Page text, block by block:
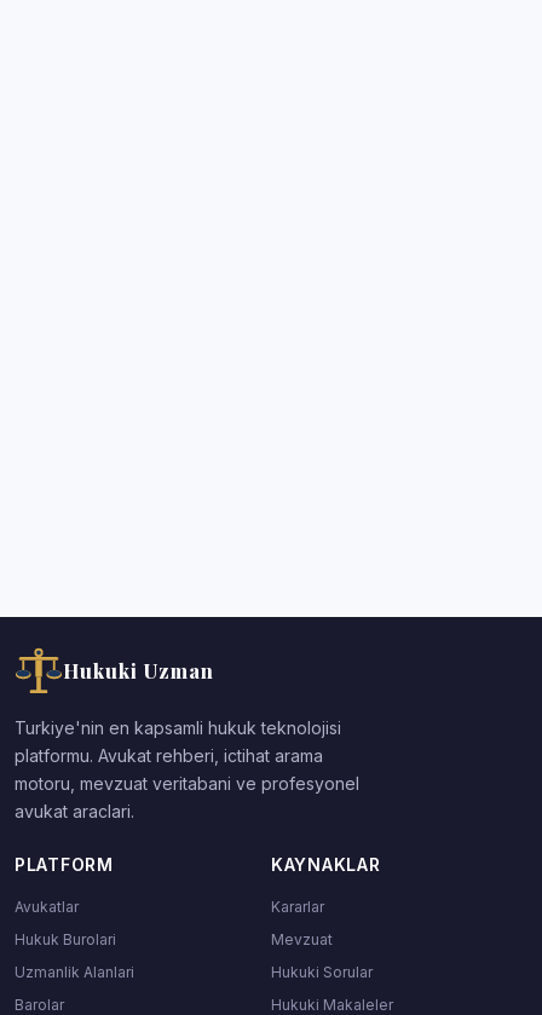
Hukuki Uzman
Turkiye'nin en kapsamli hukuk teknolojisi
platformu. Avukat rehberi, ictihat arama
motoru, mevzuat veritabani ve profesyonel
avukat araclari.
PLATFORM
Avukatlar
Hukuk Burolari
Uzmanlik Alanlari
Barolar
KAYNAKLAR
Kararlar
Mevzuat
Hukuki Sorular
Hukuki Makaleler